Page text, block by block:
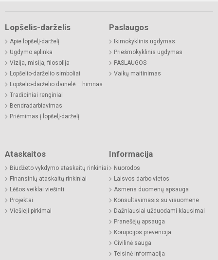
Lopšelis-darželis
Apie lopšelį-darželį
Ugdymo aplinka
Vizija, misija, filosofija
Lopšelio-darželio simboliai
Lopšelio-darželio dainelė – himnas
Tradiciniai renginiai
Bendradarbiavimas
Priėmimas į lopšelį-darželį
Paslaugos
Ikimokyklinis ugdymas
Priešmokyklinis ugdymas
PASLAUGOS
Vaikų maitinimas
Ataskaitos
Biudžeto vykdymo ataskaitų rinkiniai
Finansinių ataskaitų rinkiniai
Lėšos veiklai viešinti
Projektai
Viešieji pirkimai
Informacija
Nuorodos
Laisvos darbo vietos
Asmens duomenų apsauga
Konsultavimasis su visuomene
Dažniausiai užduodami klausimai
Pranešėjų apsauga
Korupcijos prevencija
Civilinė sauga
Teisinė informacija